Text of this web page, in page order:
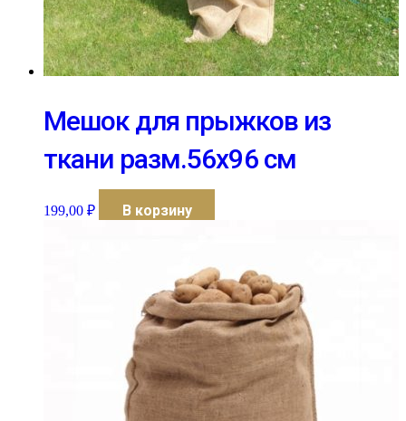
Мешок для прыжков из
ткани разм.56х96 см
199,00 ₽ В корзину